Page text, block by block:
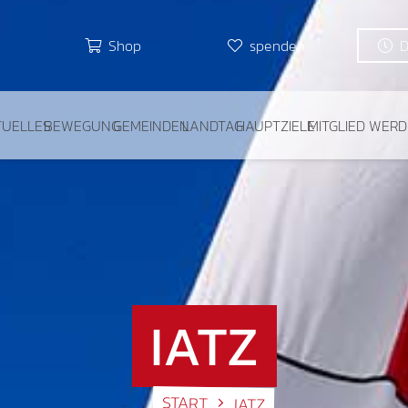
Shop spenden
BEWEGUNGGEMEINDENLANDTAGHAUPTZIELEMITGLIED
IATZ
START